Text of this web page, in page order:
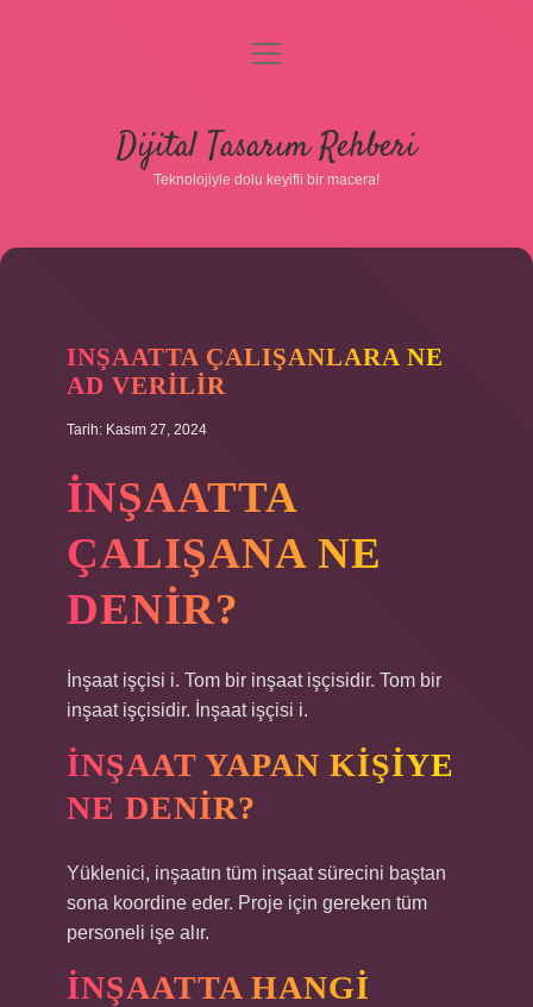
Gizlilik Politikası
Hakkımızda
menüyü
Dijital Tasarım Rehberi
Teknolojiyle dolu keyifli bir macera!
INŞAATTA ÇALIŞANLARA NE
AD VERILIR
Tarih: Kasım 27, 2024
İNŞAATTA
ÇALIŞANA NE
DENIR?
İnşaat işçisi i. Tom bir inşaat işçisidir. Tom bir
inşaat işçisidir. İnşaat işçisi i.
İNŞAAT YAPAN KIŞIYE
NE DENIR?
Yüklenici, inşaatın tüm inşaat sürecini baştan
sona koordine eder. Proje için gereken tüm
personeli işe alır.
İNŞAATTA HANGI